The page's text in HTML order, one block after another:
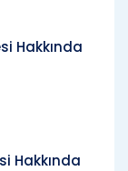
Hakkında
Hakkında